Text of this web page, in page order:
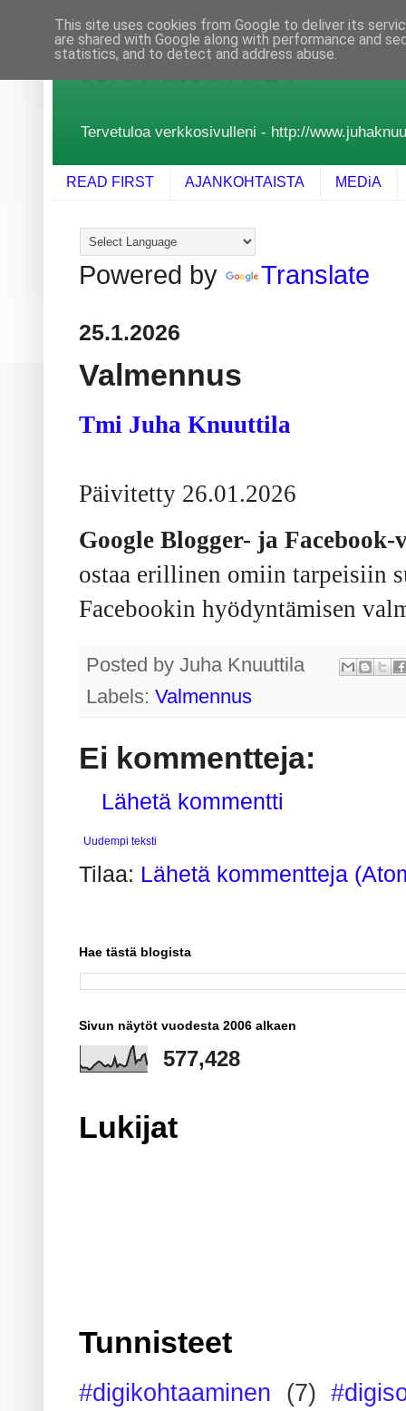
JUHA KNUUTTILA
Tervetuloa verkkosivulleni - http://
READ FIRST AJANKOHTAISTA MEDiA
Powered by Translate
25.1.2026
Valmennus
Tmi Juha Knuuttila
Päivitetty 26.01.2026
Google Blogger- ja
ostaa erillinen omiin tarpeisiin
Facebookin hyödyntämisen
Posted byJuha Knuuttila
Labels:Valmennus
Ei kommentteja:
Lähetä kommentti
Uudempi teksti
Tilaa: Lähetä kommentteja
Hae tästä blogista
Sivun näytöt vuodesta 2006 alkaen
577,428
Lukijat
Tunnisteet
#digikohtaaminen (7)
This site uses cookies from Google to deliver its
are shared with Google along with performance and
statistics, and to detect and address abuse.